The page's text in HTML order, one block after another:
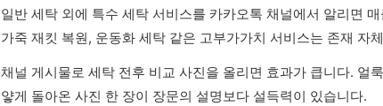
일반 세탁 외에 특수 세탁 서비스를 카카오톡 채널에서 알리면
가죽 재킷 복원, 운동화 세탁 같은 고부가가치 서비스는 존재 자
채널 게시물로 세탁 전후 비교 사진을 올리면 효과가 큽니다. 얼
얗게 돌아온 사진 한 장이 장문의 설명보다 설득력이 있습니다.